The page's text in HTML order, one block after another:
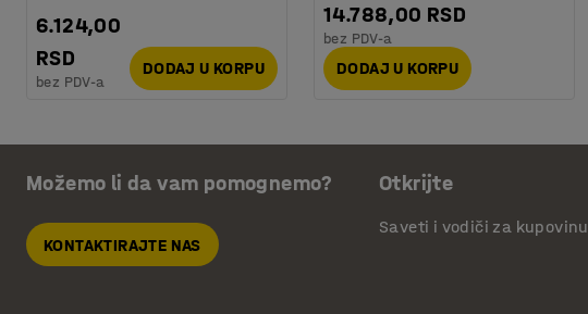
6.124,00
RSD
bez PDV-a
DODAJ U KORPU
14.788,00 RSD
bez PDV-a
DODAJ U KORPU
Možemo li da vam pomognemo?
KONTAKTIRAJTE NAS
Otkrijte
Saveti i vodiči za kupovinu